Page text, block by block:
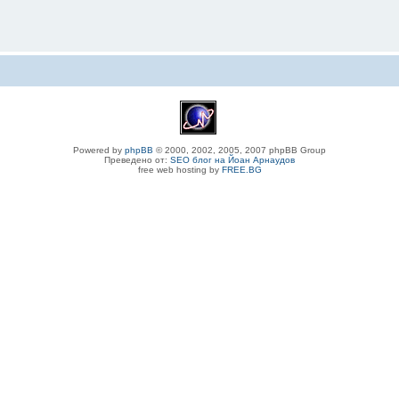
Powered by phpBB © 2000, 2002, 2005, 2007 phpBB Group
Преведено от: SEO блог на Йоан Арнаудов
free web hosting by FREE.BG